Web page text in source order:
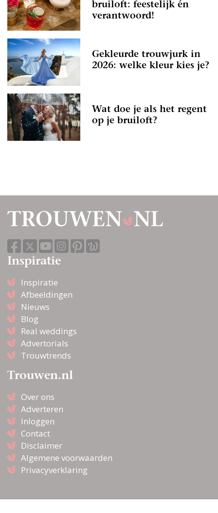
bruiloft: feestelijk én
verantwoord!
Gekleurde trouwjurk in
2026: welke kleur kies je?
Wat doe je als het regent
op je bruiloft?
Inspiratie
Inspiratie
Afbeeldingen
Nieuws
Blog
Real weddings
Advertorials
Trouwtrends
Trouwen.nl
Over ons
Adverteren
Inloggen
Contact
Disclaimer
Algemene voorwaarden
Privacyverklaring